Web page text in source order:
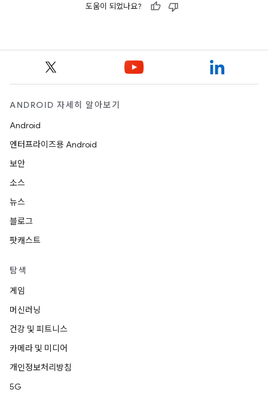
도움이 되었나요?
ANDROID 자세히 알아보기
Android
엔터프라이즈용 Android
보안
소스
뉴스
블로그
팟캐스트
탐색
게임
머신러닝
건강 및 피트니스
카메라 및 미디어
개인정보처리방침
5G